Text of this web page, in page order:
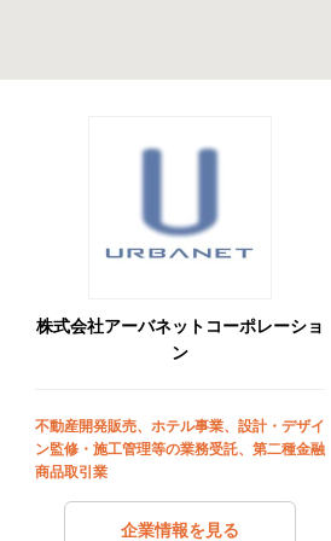
株式会社アーバネットコーポレーショ
ン
不動産開発販売、ホテル事業、設計・デザイ
ン監修・施工管理等の業務受託、第二種金融
商品取引業
企業情報を見る